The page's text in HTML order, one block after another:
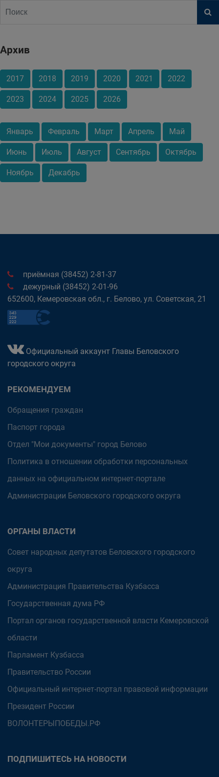
Архив
2017 2018 2019 2020 2021 2022
2023 2024 2025 2026
Январь Февраль Март Апрель Май
Июнь Июль Август Сентябрь Октябрь
Ноябрь Декабрь
приёмная (38452) 2-81-37
дежурный (38452) 2-01-96
652600, Кемеровская обл., г. Белово, ул. Советская, 21
Официальный аккаунт Главы Беловского
городского округа
РЕКОМЕНДУЕМ
Обращения граждан
Паспорт города
Отдел "Мои документы" город Белово
Политика в отношении обработки персональных
данных на официальном интернет-портале
Администрации Беловского городского округа
ОРГАНЫ ВЛАСТИ
Совет народных депутатов Беловского городского
округа
Администрация Правительства Кузбасса
Государственная дума РФ
Портал органов государственной власти Кемеровской
области
Парламент Кузбасса
Правительство России
Официальный интернет-портал правовой информации
Президент России
ВОЛОНТЕРЫПОБЕДЫ.РФ
ПОДПИШИТЕСЬ НА НОВОСТИ